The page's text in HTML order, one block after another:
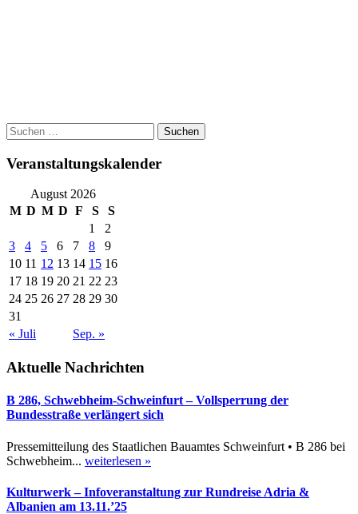
Post
navigation
Suchen
nach:
Veranstaltungskalender
August 2026
M D M D F S
S
1
2
3
4 5 6 7 8
9
10 11 12 13 14 15 16
17 18 19 20 21 22 23
24 25 26 27 28 29 30
31
« Juli
Sep. »
Aktuelle Nachrichten
B 286, Schwebheim-Schweinfurt – Vollsperrung der
Bundesstraße verlängert sich
Pressemitteilung des Staatlichen Bauamtes Schweinfurt • B 286 bei
Schwebheim... weiterlesen »
Kulturwerk – Infoveranstaltung zur Rundreise Adria &
Albanien am 13.11.’25